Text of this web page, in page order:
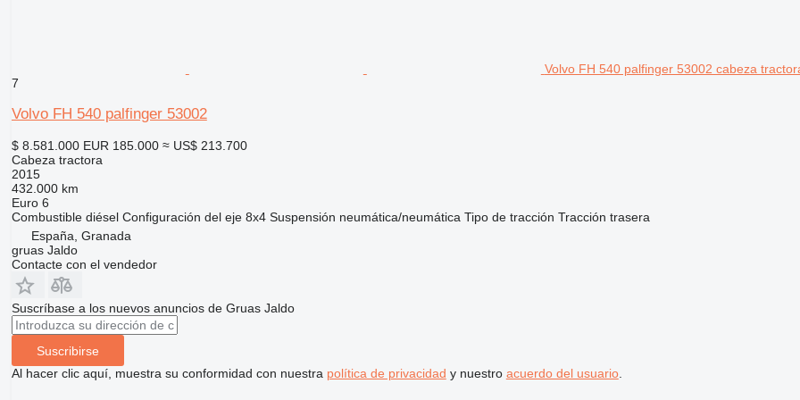
Volvo FH 540 palfinger 53002 cabeza
7
Volvo FH 540 palfinger 53002
$ 8.581.000 EUR 185.000 ≈ US$ 213.700
Cabeza tractora
2015
432.000 km
Euro 6
Combustible diésel Configuración del eje 8x4 Suspensión neumática/neumática Tipo de tracción Tracción trasera
España, Granada
gruas Jaldo
Contacte con el vendedor
Suscríbase a los nuevos anuncios de Gruas Jaldo
Suscribirse
Al hacer clic aquí, muestra su conformidad con nuestra política de privacidad y nuestro acuerdo del usuario.